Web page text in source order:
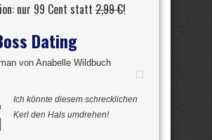
nur 99 Cent statt2,99 €!
Dating
von Anabelle Wildbuch
Ich könnte diesem schrecklichen
Kerl den Hals umdrehen!